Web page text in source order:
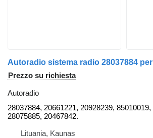
Prezzo su richiesta
Autoradio
28037884, 20661221, 20928239, 85010019,
28075885, 20467842.
Lituania, Kaunas